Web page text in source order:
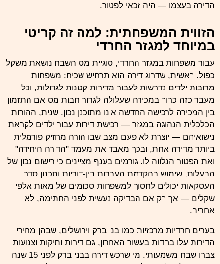
הדירה בעצמו — היה זכאי לפטור.
הזווית המשפחתית: למה זה קריטי
במיוחד למגזר החרדי
עבור משפחות במגזר החרדי, סוגיית מס השבח נושאת משקל
כפול. ראשית, שדרוג דירה הוא תרחיש שכיח: משפחות
מרובות ילדים נדרשות לעבור מדירות קטנות לגדולות, וכל
מעבר כזה כרוך במכירה שעלולה לגרור חבות מס אם התזמון
בין המכירה לרכישה החדשה אינו מתוכנן נכון. שנית, ההורות
הכלכלית הנהוגה במגזר — רכישת דירות עבור ילדים לקראת
נישואיהם — יוצרת לא פעם מצב שבו הורה מחזיק פורמלית
ביותר מדירה אחת, ובכך מאבד את מעמד "הדירה היחידה"
ואת הפטור הנלווה לו. גורמים בענף מציינים כי רישום נכון של
הבעלות, שימוש בהקדמת העברות בין-דוריות ותכנון סדר
העסקאות יכולים לחסוך למשפחות סכומים של מאות אלפי
שקלים — אך רק אם הבדיקה נעשית לפני החתימה, לא
אחריה.
בערים חרדיות מרכזיות כמו בני ברק וירושלים, שבהן מחירי
הדירות עלו בחדות בעשור האחרון, גם דירות ותיקות וצנועות
צברו שבח משמעותי. מי שרכש דירה בבני ברק לפני 15 שנה